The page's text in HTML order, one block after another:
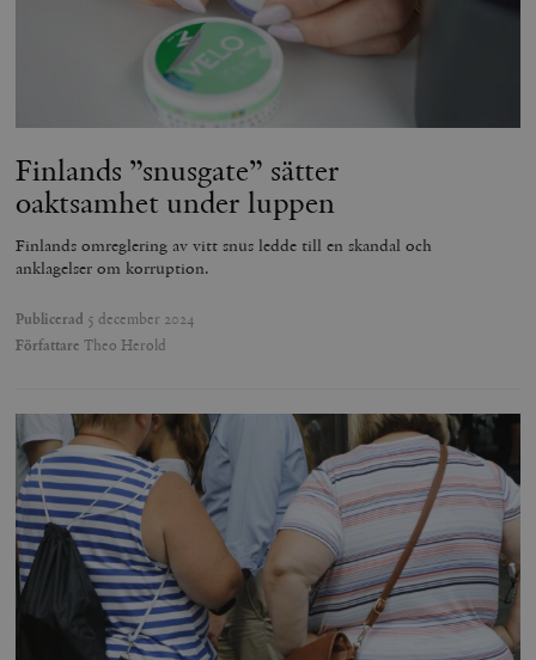
Finlands ”snusgate” sätter
oaktsamhet under luppen
Finlands omreglering av vitt snus ledde till en skandal och
anklagelser om korruption.
Publicerad 5 december 2024
Författare Theo Herold